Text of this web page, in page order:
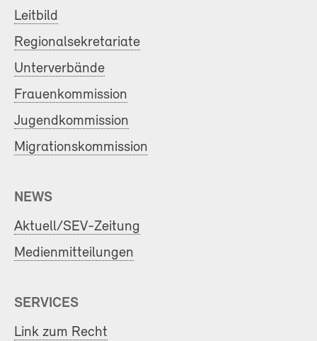
Leitbild
Regionalsekretariate
Unterverbände
Frauenkommission
Jugendkommission
Migrationskommission
NEWS
Aktuell/SEV-Zeitung
Medienmitteilungen
SERVICES
Link zum Recht